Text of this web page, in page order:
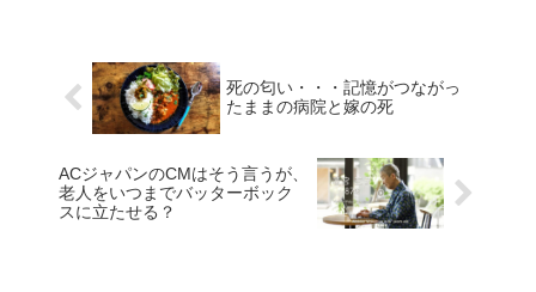
死の匂い・・・記憶がつながっ
たままの病院と嫁の死
ACジャパンのCMはそう言うが、
老人をいつまでバッターボック
スに立たせる？